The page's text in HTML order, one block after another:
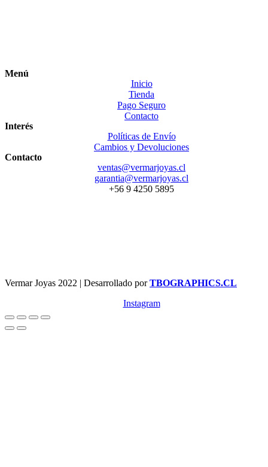
Menú
Inicio
Tienda
Pago Seguro
Contacto
Interés
Políticas de Envío
Cambios y Devoluciones
Contacto
ventas@vermarjoyas.cl
garantia@vermarjoyas.cl
+56 9 4250 5895
Vermar Joyas 2022 | Desarrollado porTBOGRAPHICS.CL
Instagram